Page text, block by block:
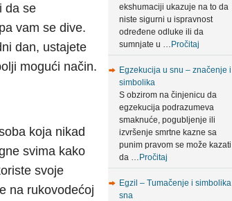
da se
vam se dive.
dan, ustajete
mogući način.
koja nikad
svima kako
svoje
na rukovodećoj
ekshumaciji ukazuje na to da
niste sigurni u ispravnost
određene odluke ili da
sumnjate u … Pročitaj
Egzekucija u snu – značenje i
simbolika
S obzirom na činjenicu da
egzekucija podrazumeva
smaknuće, pogubljenje ili
izvršenje smrtne kazne sa
punim pravom se može kazati
da … Pročitaj
Egzil – Tumačenje i simbolika
sna